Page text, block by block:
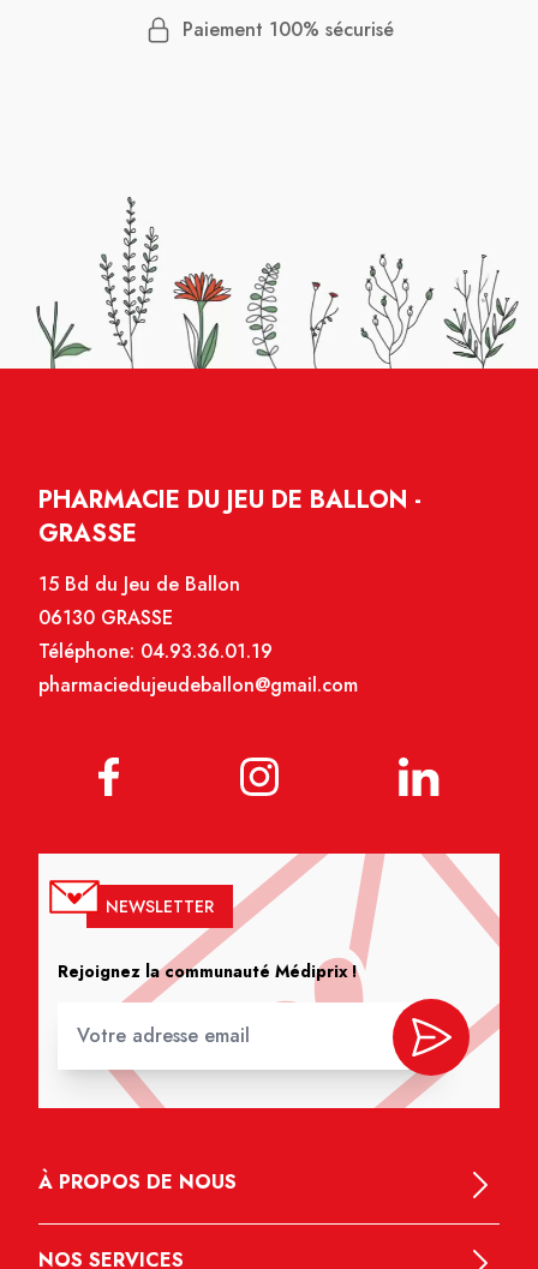
Paiement 100% sécurisé
PHARMACIE DU JEU DE BALLON -
GRASSE
15 Bd du Jeu de Ballon
06130 GRASSE
Téléphone: 04.93.36.01.19
pharmaciedujeudeballon@gmail.com
NEWSLETTER
Rejoignez la communauté Médiprix !
À PROPOS DE NOUS
NOS SERVICES